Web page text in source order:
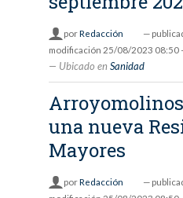
porRedacción —
modificación 25/08/2023 08:50
Ubicado en Sanidad
una nueva
Mayores
porRedacción —